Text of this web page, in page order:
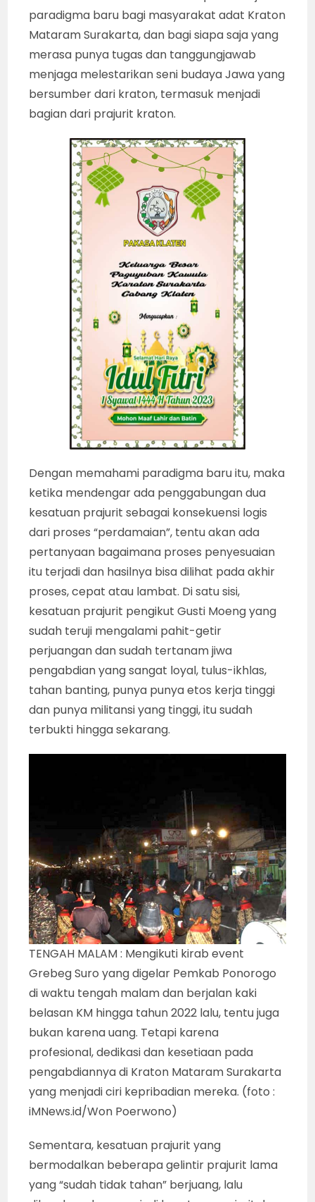
paradigma baru bagi masyarakat adat Kraton
Mataram Surakarta, dan bagi siapa saja yang
merasa punya tugas dan tanggungjawab
menjaga melestarikan seni budaya Jawa yang
bersumber dari kraton, termasuk menjadi
bagian dari prajurit kraton.
Dengan memahami paradigma baru itu, maka
ketika mendengar ada penggabungan dua
kesatuan prajurit sebagai konsekuensi logis
dari proses “perdamaian”, tentu akan ada
pertanyaan bagaimana proses penyesuaian
itu terjadi dan hasilnya bisa dilihat pada akhir
proses, cepat atau lambat. Di satu sisi,
kesatuan prajurit pengikut Gusti Moeng yang
sudah teruji mengalami pahit-getir
perjuangan dan sudah tertanam jiwa
pengabdian yang sangat loyal, tulus-ikhlas,
tahan banting, punya punya etos kerja tinggi
dan punya militansi yang tinggi, itu sudah
terbukti hingga sekarang.
TENGAH MALAM : Mengikuti kirab event
Grebeg Suro yang digelar Pemkab Ponorogo
di waktu tengah malam dan berjalan kaki
belasan KM hingga tahun 2022 lalu, tentu juga
bukan karena uang. Tetapi karena
profesional, dedikasi dan kesetiaan pada
pengabdiannya di Kraton Mataram Surakarta
yang menjadi ciri kepribadian mereka. (foto :
iMNews.id/Won Poerwono)
Sementara, kesatuan prajurit yang
bermodalkan beberapa gelintir prajurit lama
yang “sudah tidak tahan” berjuang, lalu